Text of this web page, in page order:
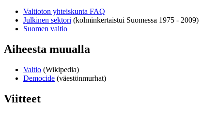
Valtioton yhteiskunta FAQ
Julkinen sektori (kolminkertaistui Suomessa 1975 - 2009)
Suomen valtio
Aiheesta muualla
Valtio (Wikipedia)
Democide (väestönmurhat)
Viitteet